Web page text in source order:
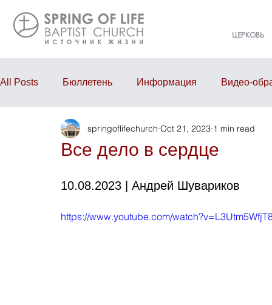
ЦЕРКОВЬ
All Posts Бюллетень Информация Видео-
Проповедь Годовой отчёт События
Все дело в сердце
springoflifechurch Oct 21, 2023 1 min read
10.08.2023 | Андрей Шувариков
https://www.youtube.com/